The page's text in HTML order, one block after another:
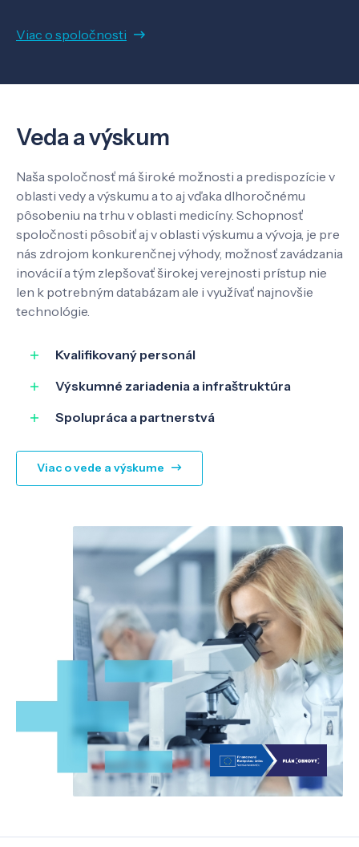
SK EN
Viac o spoločnosti
Veda a výskum
Naša spoločnosť má široké možnosti a predispozície v
oblasti vedy a výskumu a to aj vďaka dlhoročnému
pôsobeniu na trhu v oblasti medicíny. Schopnosť
spoločnosti pôsobiť aj v oblasti výskumu a vývoja, je pre
nás zdrojom konkurenčnej výhody, možnosť zavádzania
inovácií a tým zlepšovať širokej verejnosti prístup nie
len k potrebným databázam ale i využívať najnovšie
technológie.
Kvalifikovaný personál
Výskumné zariadenia a infraštruktúra
Spolupráca a partnerstvá
Viac o vede a výskume